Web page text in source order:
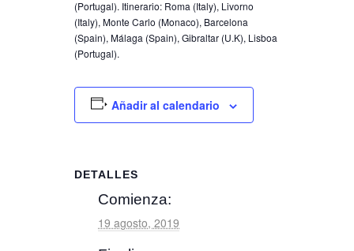
(Portugal). Itinerario: Roma (Italy), Livorno
(Italy), Monte Carlo (Monaco), Barcelona
(Spain), Málaga (Spain), Gibraltar (U.K), Lisboa
(Portugal).
Añadir al calendario
DETALLES
Comienza:
19 agosto, 2019